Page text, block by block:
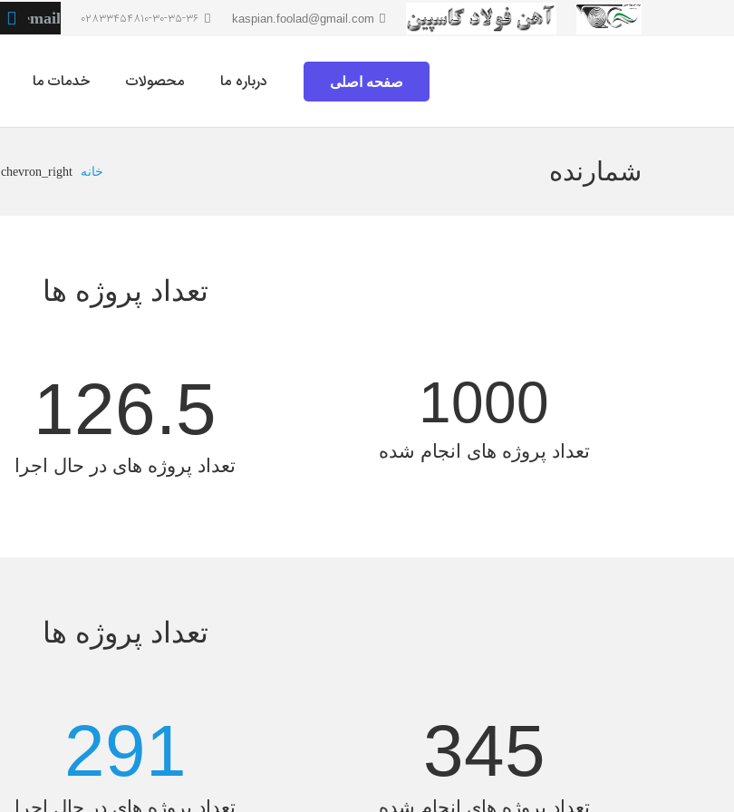
kaspian.foolad@gmail.com
02833454810-30-35-36
صفحه اصلی درباره ما محصولات خدمات ما
شمارنده خانه chevron_right
تعداد پروژه ها
1000
تعداد پروژه های انجام شده
126.5
تعداد پروژه های در حال اجرا
تعداد پروژه ها
345
تعداد پروژه های انجام شده
291
تعداد پروژه های در حال اجرا